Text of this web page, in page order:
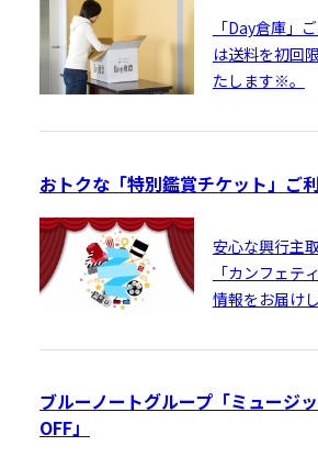
「Day倉庫」
は送料を初回
たします※。
おトクな「特別鑑賞チケット」ご
安心な興行主
「カンフェテ
情報をお届けし
ブルーノートグループ「ミュージ
OFF」